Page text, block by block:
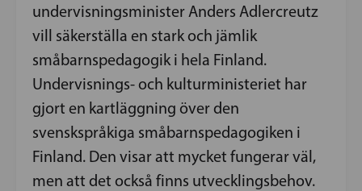
undervisningsminister Anders Adlercreutz
vill säkerställa en stark och jämlik
småbarnspedagogik i hela Finland.
Undervisnings- och kulturministeriet har
gjort en kartläggning över den
svenskspråkiga småbarnspedagogiken i
Finland. Den visar att mycket fungerar väl,
men att det också finns utvecklingsbehov.